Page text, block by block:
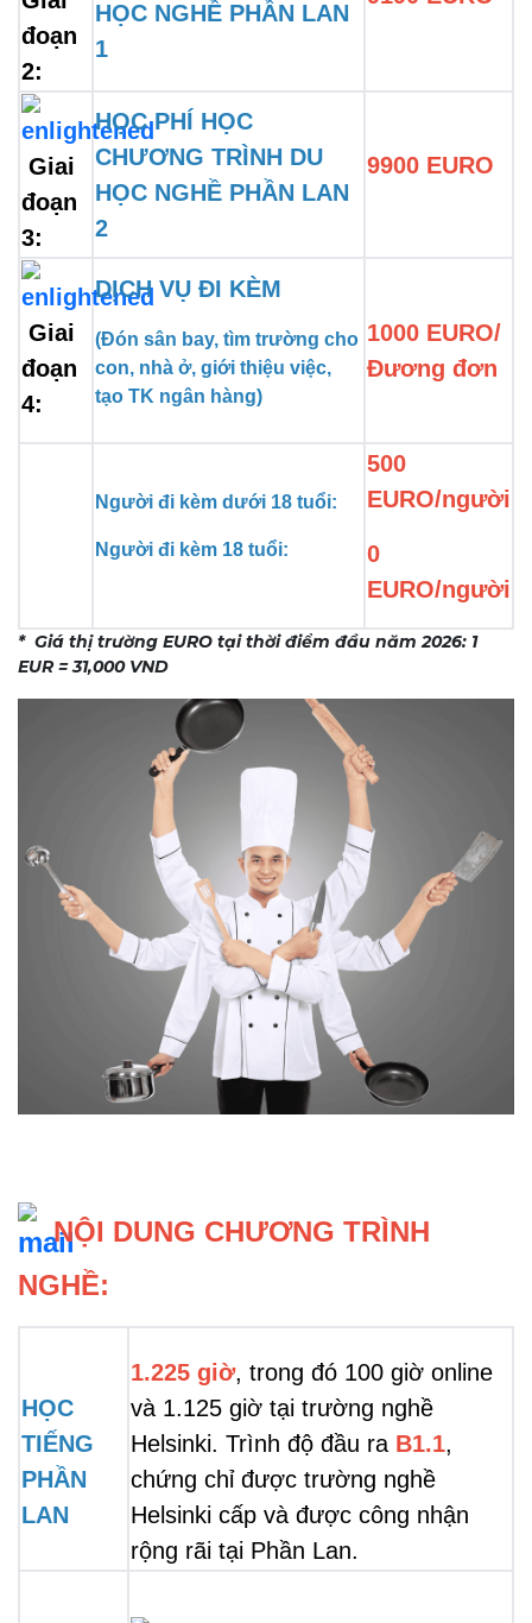
đoạn
2:
HỌC NGHỀ PHẦN LAN
1
Giai
đoạn
3:
HỌC PHÍ HỌC
CHƯƠNG TRÌNH DU
HỌC NGHỀ PHẦN LAN
2
9900 EURO
Giai
đoạn
4:
DỊCH VỤ ĐI KÈM
(Đón sân bay, tìm trường cho
con, nhà ở, giới thiệu việc,
tạo TK ngân hàng)
1000 EURO/
Đương đơn
Người đi kèm dưới 18 tuổi:
Người đi kèm 18 tuổi:
500
EURO/người
0
EURO/người
* Giá thị trường EURO tại thời điểm đầu năm 2026: 1
EUR = 31,000 VND
NỘI DUNG CHƯƠNG TRÌNH
NGHỀ:
HỌC
TIẾNG
PHẦN
LAN
1.225 giờ, trong đó 100 giờ online
và 1.125 giờ tại trường nghề
Helsinki. Trình độ đầu ra B1.1,
chứng chỉ được trường nghề
Helsinki cấp và được công nhận
rộng rãi tại Phần Lan.